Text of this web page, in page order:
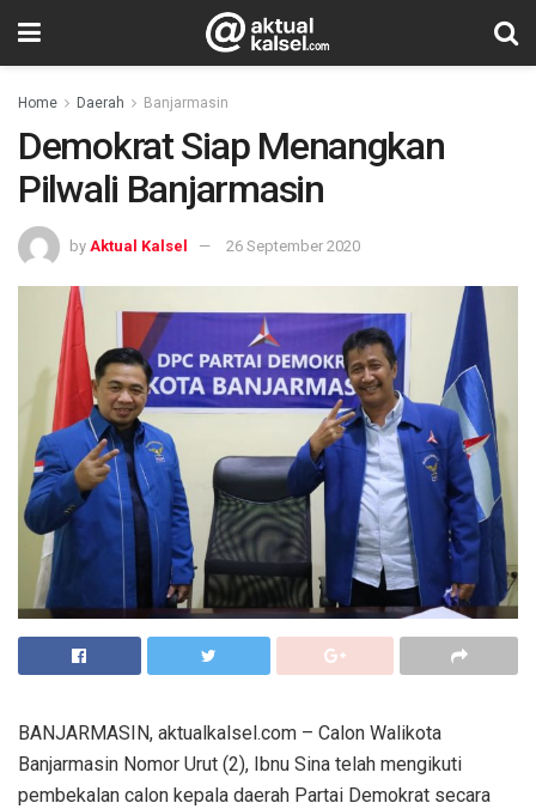
Home Daerah Banjarmasin
Demokrat Siap Menangkan
Pilwali Banjarmasin
by Aktual Kalsel 26 September 2020
BANJARMASIN, aktualkalsel.com – Calon Walikota
Banjarmasin Nomor Urut (2), Ibnu Sina telah mengikuti
pembekalan calon kepala daerah Partai Demokrat secara